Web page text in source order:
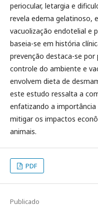
periocular, letargia e
revela edema gelatinoso,
vacuolização endotelial e
baseia-se em história
prevenção destaca-se
controle do ambiente e
envolvem dieta de
este estudo ressalta a
enfatizando a importância
mitigar os impactos
animais.
PDF
Publicado